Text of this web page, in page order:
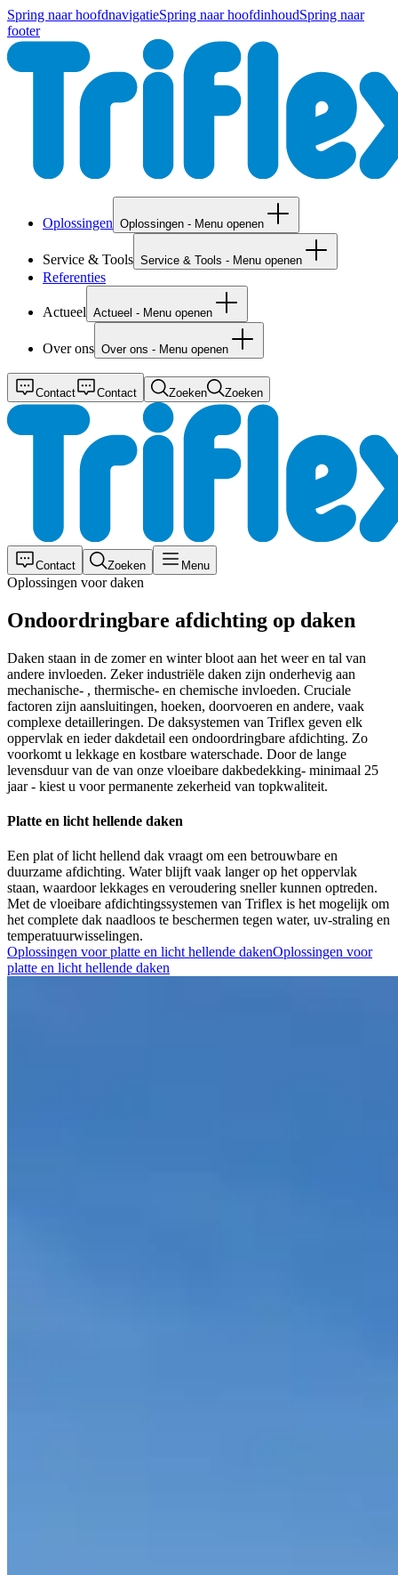
Spring naar hoofdnavigatieSpring naar hoofdinhoudSpring naar
footer
Oplossingen Oplossingen - Menu openen
Service & Tools Service & Tools - Menu openen
Referenties
Actueel Actueel - Menu openen
Over ons Over ons - Menu openen
Contact Contact Zoeken Zoeken
Contact Zoeken Menu
Oplossingen voor daken
Ondoordringbare afdichting op daken
Daken staan in de zomer en winter bloot aan het weer en tal van
andere invloeden. Zeker industriële daken zijn onderhevig aan
mechanische- , thermische- en chemische invloeden. Cruciale
factoren zijn aansluitingen, hoeken, doorvoeren en andere, vaak
complexe detailleringen. De daksystemen van Triflex geven elk
oppervlak en ieder dakdetail een ondoordringbare afdichting. Zo
voorkomt u lekkage en kostbare waterschade. Door de lange
levensduur van de van onze vloeibare dakbedekking- minimaal 25
jaar - kiest u voor permanente zekerheid van topkwaliteit.
Platte en licht hellende daken
Een plat of licht hellend dak vraagt om een betrouwbare en
duurzame afdichting. Water blijft vaak langer op het oppervlak
staan, waardoor lekkages en veroudering sneller kunnen optreden.
Met de vloeibare afdichtingssystemen van Triflex is het mogelijk om
het complete dak naadloos te beschermen tegen water, uv-straling en
temperatuurwisselingen.
Oplossingen voor platte en licht hellende dakenOplossingen voor
platte en licht hellende daken